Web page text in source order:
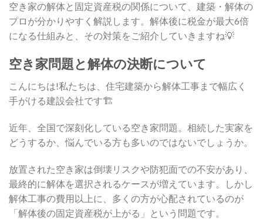
空き家の解体と固定資産税の関係について、建築・解体の
プロが分かりやすく解説します。解体後に税金が最大6倍
になる仕組みと、その対策をご紹介していきますね💡
空き家問題と解体の決断について
こんにちは!私たちは、住宅建築から解体工事まで幅広く
手がける建設会社です🏗️
近年、全国で深刻化している空き家問題。相続した実家を
どうするか、悩んでいる方も多いのではないでしょうか。
放置された空き家は倒壊リスクや防犯面での不安があり、
最終的に解体を選択されるケースが増えています。しかし
解体工事の費用以上に、多くの方が心配されているのが
「解体後の固定資産税が上がる」という問題です。